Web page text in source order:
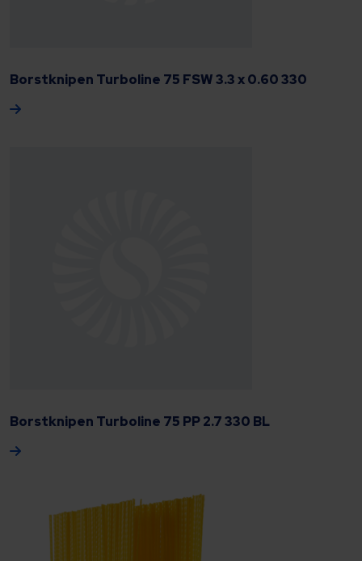
Borstknipen Turboline 75 FSW 3.3 x 0.60 330
Borstknipen Turboline 75 PP 2.7 330 BL